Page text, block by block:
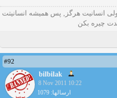
انسانیت هرگز, پس همیشه انسانیتت
چیره بکن
#92
bilbilak
8 Nov 2011 10:22
ارسالها: 1079